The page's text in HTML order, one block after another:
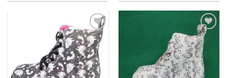
Añadir
a
deseos
Añadir
a
deseos